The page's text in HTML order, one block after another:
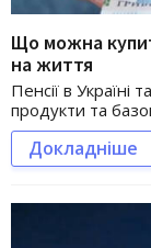
Що можна
на життя
Пенсії в Україні
продукти та
Докладніше